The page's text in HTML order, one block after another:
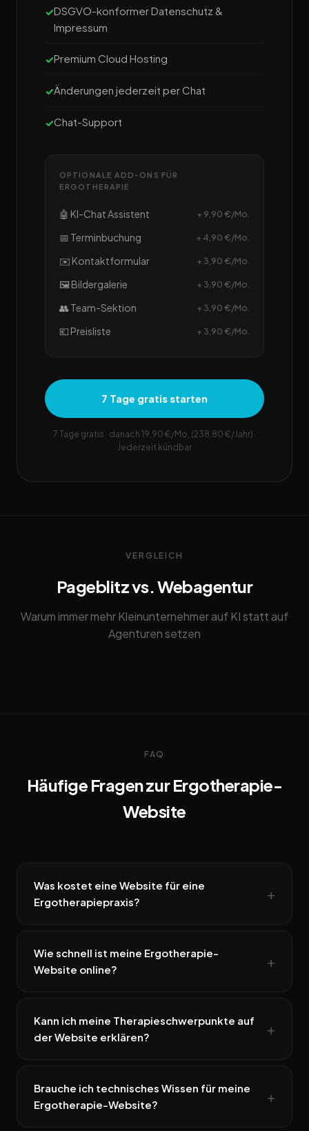
DSGVO-konformer Datenschutz &
Impressum
Premium Cloud Hosting
Änderungen jederzeit per Chat
Chat-Support
OPTIONALE ADD-ONS FÜR
ERGOTHERAPIE
🤖 KI-Chat Assistent + 9,90 €/Mo.
📅 Terminbuchung + 4,90 €/Mo.
✉️ Kontaktformular + 3,90 €/Mo.
🖼️ Bildergalerie + 3,90 €/Mo.
👥 Team-Sektion + 3,90 €/Mo.
💶 Preisliste + 3,90 €/Mo.
7 Tage gratis starten
7 Tage gratis · danach 19,90 €/Mo. (238,80 €/Jahr) ·
Jederzeit kündbar
VERGLEICH
Pageblitz vs. Webagentur
Warum immer mehr Kleinunternehmer auf KI statt auf
Agenturen setzen
FAQ
Häufige Fragen zur Ergotherapie-
Website
Was kostet eine Website für eine
Ergotherapiepraxis?
Wie schnell ist meine Ergotherapie-
Website online?
Kann ich meine Therapieschwerpunkte auf
der Website erklären?
Brauche ich technisches Wissen für meine
Ergotherapie-Website?